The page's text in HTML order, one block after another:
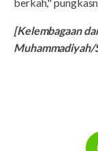
[Kelembagaan
Muhammadiyah/